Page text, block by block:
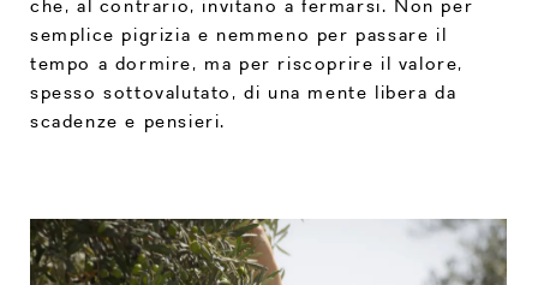
che, al contrario, invitano a fermarsi. Non per
semplice pigrizia e nemmeno per passare il
tempo a dormire, ma per riscoprire il valore,
spesso sottovalutato, di una mente libera da
scadenze e pensieri.